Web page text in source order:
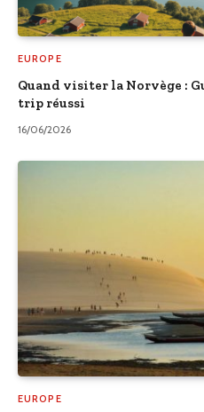
EUROPE
Quand visiter la Norvège :
trip réussi
16/06/2026
EUROPE